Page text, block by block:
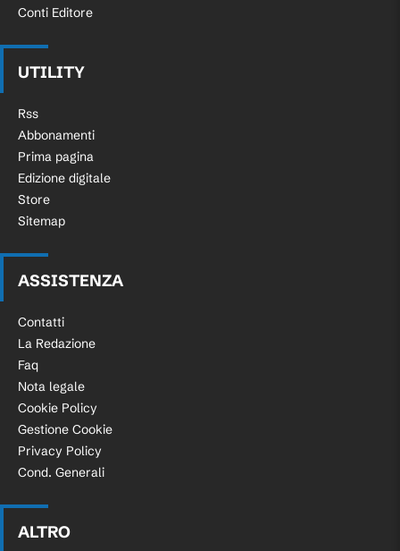
Conti Editore
UTILITY
Rss
Abbonamenti
Prima pagina
Edizione digitale
Store
Sitemap
ASSISTENZA
Contatti
La Redazione
Faq
Nota legale
Cookie Policy
Gestione Cookie
Privacy Policy
Cond. Generali
ALTRO